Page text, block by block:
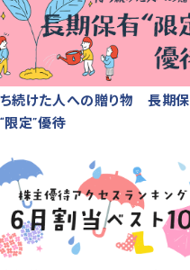
続けた人への贈り物 長期保
限定”優待